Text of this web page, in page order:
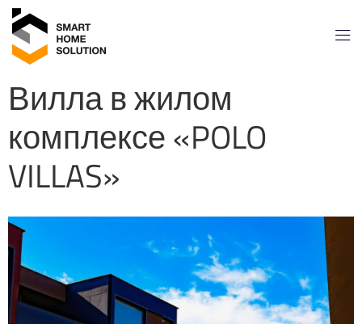
Вилла в жилом
комплексе «POLO
VILLAS»